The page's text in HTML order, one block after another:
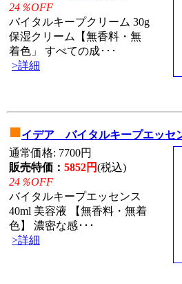
24％OFF
バイタルキープクリーム 30g
保湿クリーム【無香料・無
着色」 すべての成･･･
>詳細
■イデア バイタルキープエッセ
通常価格: 7700円
販売特価： 5852円(税込)
24％OFF
バイタルキープエッセンス
40ml 美容液 【無香料・無着
色】 濃密な感･･･
>詳細